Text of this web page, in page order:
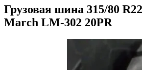
Грузовая шина 315/80
March LM-302 20PR